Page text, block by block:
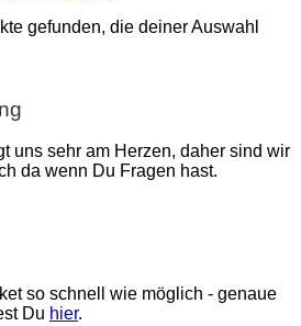
gefunden, die deiner Auswahl
uns sehr am Herzen, daher sind wir
da wenn Du Fragen hast.
so schnell wie möglich - genaue
Du hier.